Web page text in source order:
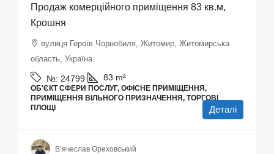
Продаж комерційного приміщення 83 кв.м,
Крошня
вулиця Героїв Чорнобиля, Житомир, Житомирська
область, Україна
№: 24799 83 m²
ОБ'ЄКТ СФЕРИ ПОСЛУГ, ОФІСНЕ ПРИМІЩЕННЯ,
ПРИМІЩЕННЯ ВІЛЬНОГО ПРИЗНАЧЕННЯ, ТОРГОВІ
ПЛОЩІ
Деталі
В’ячеслав Ореховський